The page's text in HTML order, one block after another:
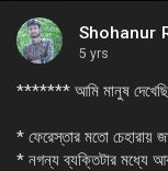
Shohanur
5 yrs
******* আমি মানুষ
* ফেরেস্তার মতো চেহারায়
* নগন্য ব্যক্তিটার মধ্যে